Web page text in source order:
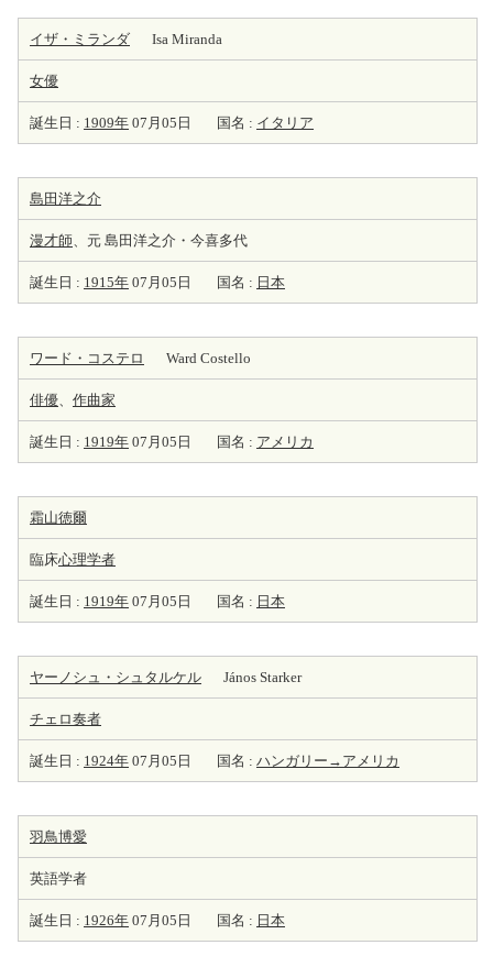
イザ・ミランダ Isa Miranda
女優
誕生日 : 1909年 07月05日 国名 : イタリア
島田洋之介
漫才師、元 島田洋之介・今喜多代
誕生日 : 1915年 07月05日 国名 : 日本
ワード・コステロ Ward Costello
俳優、 作曲家
誕生日 : 1919年 07月05日 国名 : アメリカ
霜山徳爾
臨床心理学者
誕生日 : 1919年 07月05日 国名 : 日本
ヤーノシュ・シュタルケル János Starker
チェロ奏者
誕生日 : 1924年 07月05日 国名 : ハンガリー→アメリカ
羽鳥博愛
英語学者
誕生日 : 1926年 07月05日 国名 : 日本